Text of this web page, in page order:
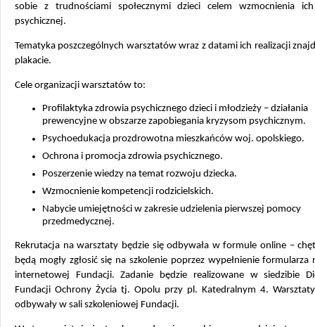
sobie z trudnościami społecznymi dzieci celem wzmocnienia
psychicznej.
Tematyka poszczególnych warsztatów wraz z datami ich realizacji
plakacie.
Cele organizacji warsztatów to:
Profilaktyka zdrowia psychicznego dzieci i młodzieży – działania
prewencyjne w obszarze zapobiegania kryzysom psychicznym.
Psychoedukacja prozdrowotna mieszkańców woj. opolskiego.
Ochrona i promocja zdrowia psychicznego.
Poszerzenie wiedzy na temat rozwoju dziecka.
Wzmocnienie kompetencji rodzicielskich.
Nabycie umiejętności w zakresie udzielenia pierwszej pomocy
przedmedycznej.
Rekrutacja na warsztaty będzie się odbywała w formule online –
będą mogły zgłosić się na szkolenie poprzez wypełnienie formularza
internetowej Fundacji. Zadanie będzie realizowane w siedzibie
Fundacji Ochrony Życia tj. Opolu przy pl. Katedralnym 4.
odbywały w sali szkoleniowej Fundacji.